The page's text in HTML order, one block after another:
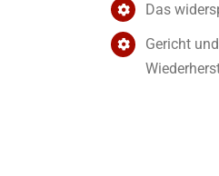
Das
Gericht und